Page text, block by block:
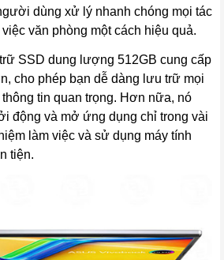
dùng xử lý nhanh chóng mọi tác
văn phòng một cách hiệu quả.
SSD dung lượng 512GB cung cấp
cho phép bạn dễ dàng lưu trữ mọi
tin quan trọng. Hơn nữa, nó
động và mở ứng dụng chỉ trong vài
làm việc và sử dụng máy tính
tiện.